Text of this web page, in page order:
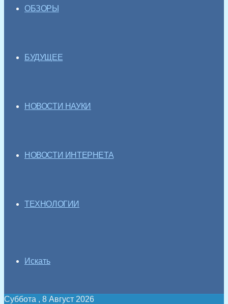
ОБЗОРЫ
БУДУЩЕЕ
НОВОСТИ НАУКИ
НОВОСТИ ИНТЕРНЕТА
ТЕХНОЛОГИИ
Искать
Суббота , 8 Август 2026